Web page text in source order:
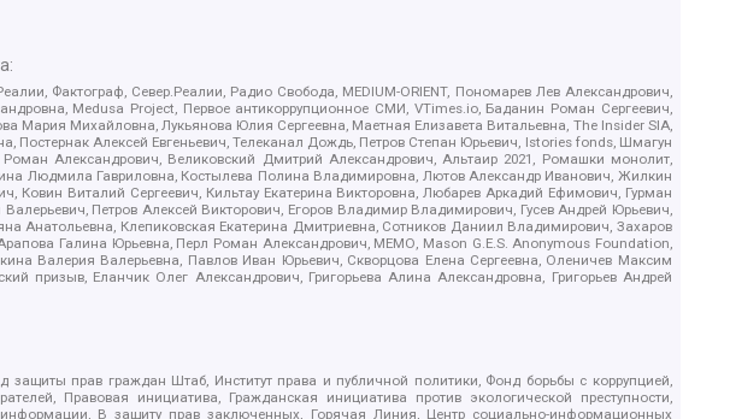
Фактограф, Север.Реалии, Радио Свобода, MEDIUM-ORIENT, Пономарев Лев Александрович,
Medusa Project, Первое антикоррупционное СМИ, VTimes.io, Баданин Роман Сергеевич,
Михайловна, Лукьянова Юлия Сергеевна, Маетная Елизавета Витальевна, The Insider SIA,
Алексей Евгеньевич, Телеканал Дождь, Петров Степан Юрьевич, Istories fonds, Шмагун
Александрович, Великовский Дмитрий Александрович, Альтаир 2021, Ромашки монолит,
Людмила Гавриловна, Костылева Полина Владимировна, Лютов Александр Иванович, Жилкин
Виталий Сергеевич, Кильтау Екатерина Викторовна, Любарев Аркадий Ефимович, Гурман
Петров Алексей Викторович, Егоров Владимир Владимирович, Гусев Андрей Юрьевич,
Клепиковская Екатерина Дмитриевна, Сотников Даниил Владимирович, Захаров
Галина Юрьевна, Перл Роман Александрович, МЕМО, Mason G.E.S. Anonymous Foundation,
Валерия Валерьевна, Павлов Иван Юрьевич, Скворцова Елена Сергеевна, Оленичев Максим
призыв, Еланчик Олег Александрович, Григорьева Алина Александровна, Григорьев Андрей
прав граждан Штаб, Институт права и публичной политики, Фонд борьбы с коррупцией,
Правовая инициатива, Гражданская инициатива против экологической преступности,
В защиту прав заключенных, Горячая Линия, Центр социально-информационных